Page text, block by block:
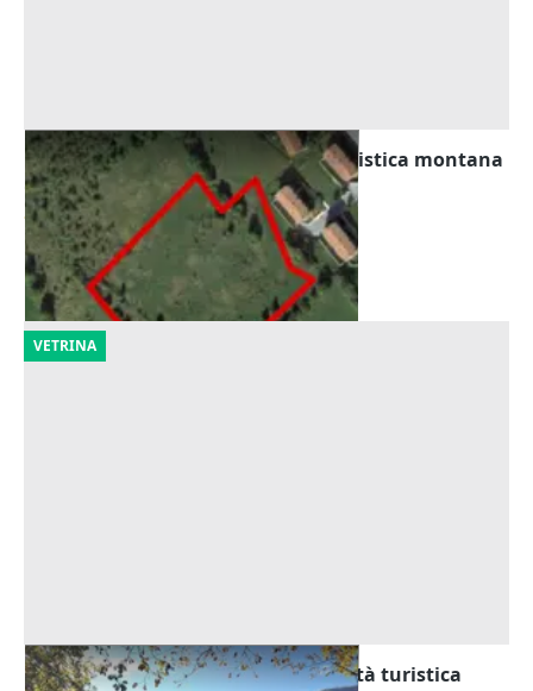
Asta Terreno edificabile in zona turistica montana
Pescocostanzo (L'Aquila)
Offerta minima
265.780 €
29/01/2027
VETRINA
Asta Terreni agricoli con potenzialità turistica